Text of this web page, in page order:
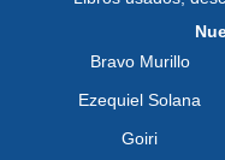
Bravo Murillo
Ezequiel Solana
Goiri